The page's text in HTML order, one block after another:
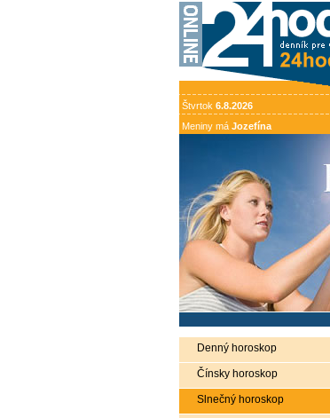
Štvrtok 6.8.2026
Meniny má Jozefína
Denný horoskop
Čínsky horoskop
Slnečný horoskop